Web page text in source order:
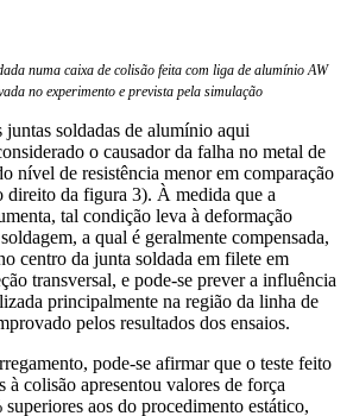
numa caixa de colisão feita com liga de alumínio AW
no experimento e prevista pela simulação
soldadas de alumínio aqui
o causador da falha no metal de
nível de resistência menor em comparação
direito da figura 3). À medida que a
tal condição leva à deformação
a qual é geralmente compensada,
centro da junta soldada em filete em
transversal, e pode-se prever a influência
principalmente na região da linha de
pelos resultados dos ensaios.
pode-se afirmar que o teste feito
à colisão apresentou valores de força
aos do procedimento estático,